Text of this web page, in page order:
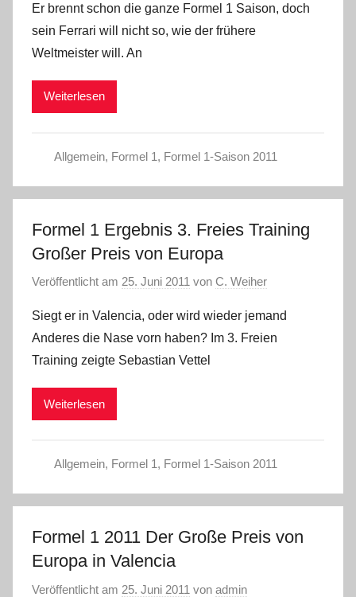
Er brennt schon die ganze Formel 1 Saison, doch
sein Ferrari will nicht so, wie der frühere
Weltmeister will. An
Weiterlesen
Allgemein, Formel 1, Formel 1-Saison 2011
Formel 1 Ergebnis 3. Freies Training
Großer Preis von Europa
Veröffentlicht am 25. Juni 2011 von C. Weiher
Siegt er in Valencia, oder wird wieder jemand
Anderes die Nase vorn haben? Im 3. Freien
Training zeigte Sebastian Vettel
Weiterlesen
Allgemein, Formel 1, Formel 1-Saison 2011
Formel 1 2011 Der Große Preis von
Europa in Valencia
Veröffentlicht am 25. Juni 2011 von admin